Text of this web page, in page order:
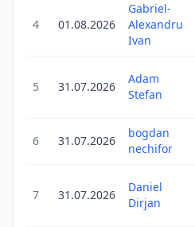
4 01.08.2026
Gabriel-
Alexandru
Ivan
5 31.07.2026
Adam
Stefan
6 31.07.2026
bogdan
nechifor
7 31.07.2026
Daniel
Dirjan